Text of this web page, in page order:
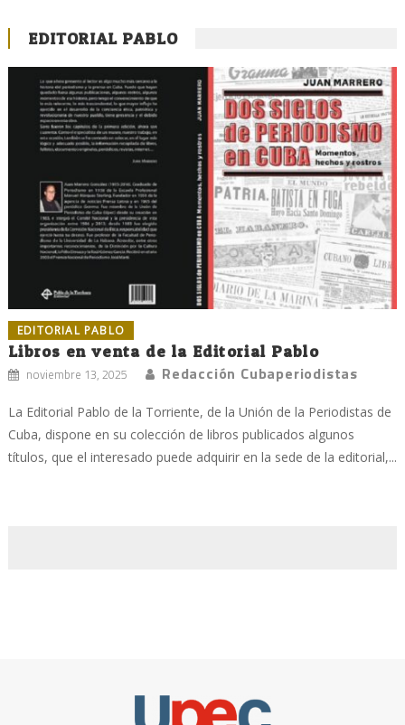
EDITORIAL PABLO
EDITORIAL PABLO
Libros en venta de la Editorial Pablo
noviembre 13, 2025 Redacción Cubaperiodistas
La Editorial Pablo de la Torriente, de la Unión de la Periodistas de
Cuba, dispone en su colección de libros publicados algunos
títulos, que el interesado puede adquirir en la sede de la editorial,...